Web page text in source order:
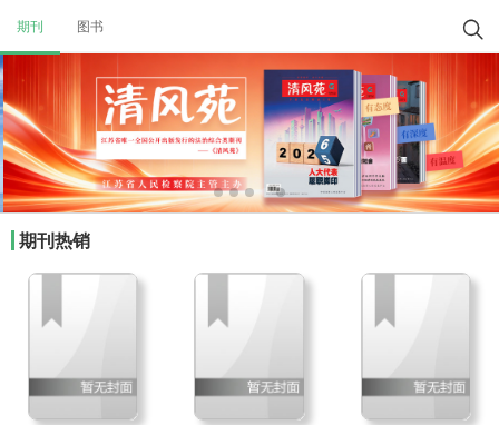
期刊 图书 
期刊热销